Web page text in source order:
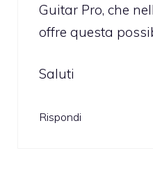
Guitar Pro, che
offre questa
Saluti
Rispondi